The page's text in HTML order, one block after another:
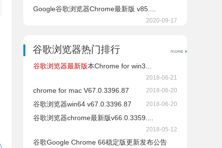
Google谷歌浏览器Chrome最新版 v85....
2020-09-17
谷歌浏览器热门排行
谷歌浏览器最新版本Chrome for win3...
2018-06-21
chrome for mac V67.0.3396.87 2018-06-20
谷歌浏览器win64 v67.0.3396.87 2018-06-20
谷歌浏览器chrome最新版v66.0.3359....
2018-05-12
谷歌Google Chrome 66稳定版更新发布公告